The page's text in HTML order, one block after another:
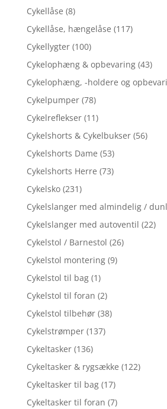
Cykellåse (8)
Cykellåse, hængelåse (117)
Cykellygter (100)
Cykelophæng & opbevaring (43)
Cykelophæng, -holdere og
Cykelpumper (78)
Cykelreflekser (11)
Cykelshorts & Cykelbukser (56)
Cykelshorts Dame (53)
Cykelshorts Herre (73)
Cykelsko (231)
Cykelslanger med almindelig /
Cykelslanger med autoventil (22)
Cykelstol / Barnestol (26)
Cykelstol montering (9)
Cykelstol til bag (1)
Cykelstol til foran (2)
Cykelstol tilbehør (38)
Cykelstrømper (137)
Cykeltasker (136)
Cykeltasker & rygsække (122)
Cykeltasker til bag (17)
Cykeltasker til foran (7)